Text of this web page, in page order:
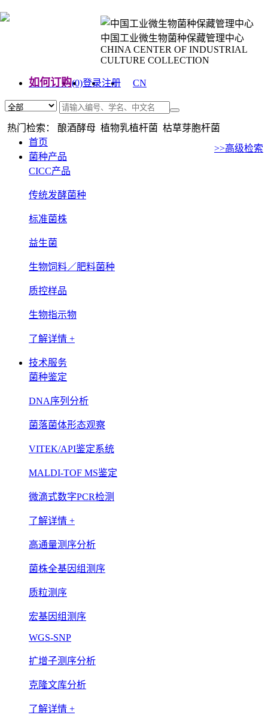
中国工业微生物菌种保藏管理中心
CHINA CENTER OF INDUSTRIAL
CULTURE COLLECTION
如何订购(0)登录注册
CN
热门检索： 酿酒酵母 植物乳植杆菌 枯草芽胞杆菌
>>高级检索
首页
菌种产品
CICC产品
传统发酵菌种
标准菌株
益生菌
生物饲料／肥料菌种
质控样品
生物指示物
了解详情 +
技术服务
菌种鉴定
DNA序列分析
菌落菌体形态观察
VITEK/API鉴定系统
MALDI-TOF MS鉴定
微滴式数字PCR检测
了解详情 +
高通量测序分析
菌株全基因组测序
质粒测序
宏基因组测序
WGS-SNP
扩增子测序分析
克隆文库分析
了解详情 +